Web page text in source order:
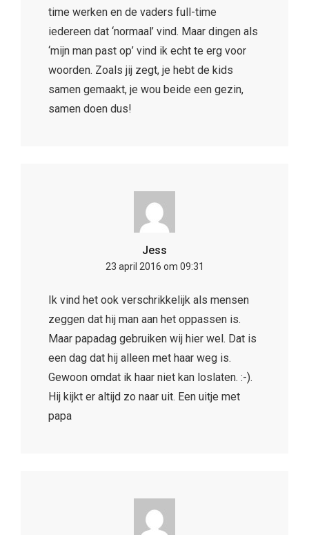
time werken en de vaders full-time
iedereen dat ‘normaal’ vind. Maar dingen als
‘mijn man past op’ vind ik echt te erg voor
woorden. Zoals jij zegt, je hebt de kids
samen gemaakt, je wou beide een gezin,
samen doen dus!
Jess
23 april 2016 om 09:31
Ik vind het ook verschrikkelijk als mensen
zeggen dat hij man aan het oppassen is.
Maar papadag gebruiken wij hier wel. Dat is
een dag dat hij alleen met haar weg is.
Gewoon omdat ik haar niet kan loslaten. :-).
Hij kijkt er altijd zo naar uit. Een uitje met
papa